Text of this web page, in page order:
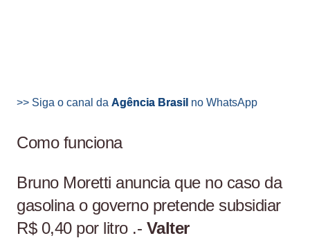
>> Siga o canal da Agência Brasil no WhatsApp
Como funciona
Bruno Moretti anuncia que no caso da
gasolina o governo pretende subsidiar
R$ 0,40 por litro .- Valter